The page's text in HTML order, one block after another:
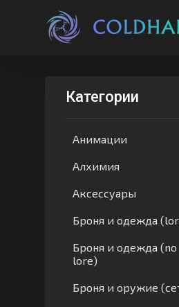
Категории
Анимации
Алхимия
Аксессуары
Броня и одежда
Броня и одежда (no
lore)
Броня и оружие